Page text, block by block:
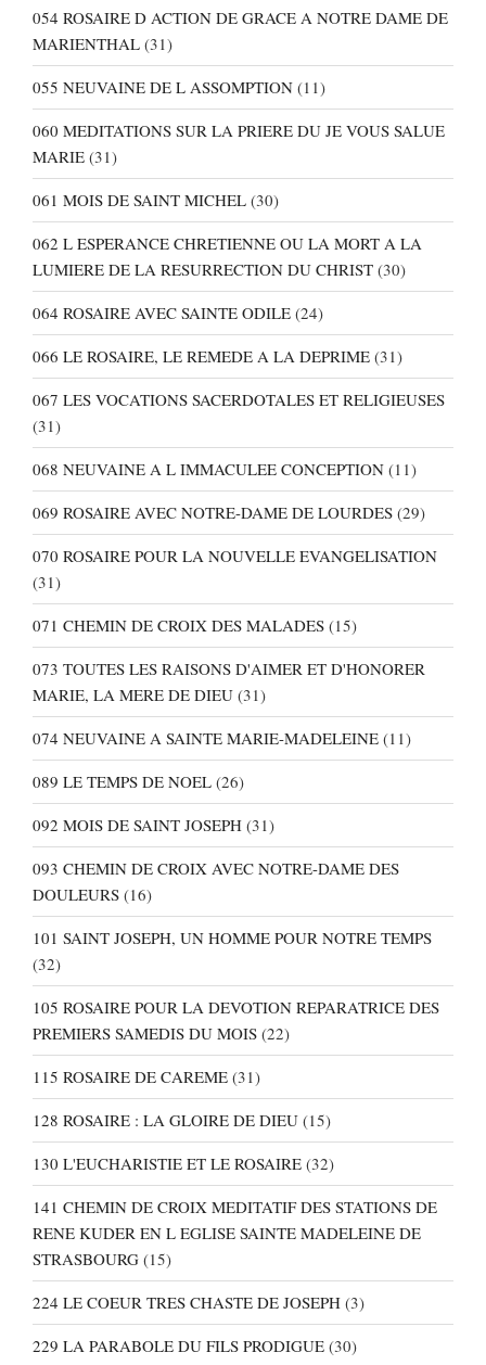
054 ROSAIRE D ACTION DE GRACE A NOTRE DAME DE
MARIENTHAL (31)
055 NEUVAINE DE L ASSOMPTION (11)
060 MEDITATIONS SUR LA PRIERE DU JE VOUS SALUE
MARIE (31)
061 MOIS DE SAINT MICHEL (30)
062 L ESPERANCE CHRETIENNE OU LA MORT A LA
LUMIERE DE LA RESURRECTION DU CHRIST (30)
064 ROSAIRE AVEC SAINTE ODILE (24)
066 LE ROSAIRE, LE REMEDE A LA DEPRIME (31)
067 LES VOCATIONS SACERDOTALES ET RELIGIEUSES
(31)
068 NEUVAINE A L IMMACULEE CONCEPTION (11)
069 ROSAIRE AVEC NOTRE-DAME DE LOURDES (29)
070 ROSAIRE POUR LA NOUVELLE EVANGELISATION
(31)
071 CHEMIN DE CROIX DES MALADES (15)
073 TOUTES LES RAISONS D'AIMER ET D'HONORER
MARIE, LA MERE DE DIEU (31)
074 NEUVAINE A SAINTE MARIE-MADELEINE (11)
089 LE TEMPS DE NOEL (26)
092 MOIS DE SAINT JOSEPH (31)
093 CHEMIN DE CROIX AVEC NOTRE-DAME DES
DOULEURS (16)
101 SAINT JOSEPH, UN HOMME POUR NOTRE TEMPS
(32)
105 ROSAIRE POUR LA DEVOTION REPARATRICE DES
PREMIERS SAMEDIS DU MOIS (22)
115 ROSAIRE DE CAREME (31)
128 ROSAIRE : LA GLOIRE DE DIEU (15)
130 L'EUCHARISTIE ET LE ROSAIRE (32)
141 CHEMIN DE CROIX MEDITATIF DES STATIONS DE
RENE KUDER EN L EGLISE SAINTE MADELEINE DE
STRASBOURG (15)
224 LE COEUR TRES CHASTE DE JOSEPH (3)
229 LA PARABOLE DU FILS PRODIGUE (30)